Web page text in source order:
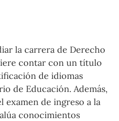
la carrera de Derecho
contar con un título
de idiomas
de Educación. Además,
examen de ingreso a la
conocimientos